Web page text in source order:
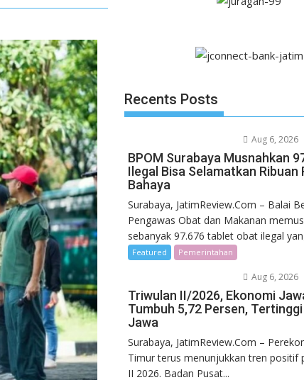
Recents Posts
Aug 6, 2026
BPOM Surabaya Musnahkan
Ilegal Bisa Selamatkan Ribuan
Bahaya
Surabaya, JatimReview.Com – Balai
Pengawas Obat dan Makanan
sebanyak 97.676 tablet obat ilegal
Featured Pemerintahan
Aug 6, 2026
Triwulan II/2026, Ekonomi
Tumbuh 5,72 Persen,
Jawa
Surabaya, JatimReview.Com –
Timur terus menunjukkan tren positif
II 2026. Badan Pusat...
Jatim
Pertahankan